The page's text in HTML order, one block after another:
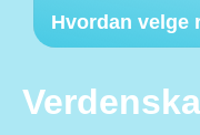
Hvordan velge